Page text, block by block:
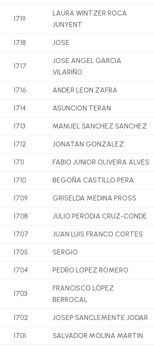
1719
LAURA WINTZER ROCA
JUNYENT
1718 JOSE
1717
JOSE ANGEL GARCIA
VILARIÑO
1716 ANDER LEON ZAFRA
1714 ASUNCION TERAN
1713 MANUEL SANCHEZ SANCHEZ
1712 JONATAN GONZALEZ
1711 FABIO JUNIOR OLIVEIRA ALVES
1710 BEGOÑA CASTILLO PERA
1709 GRISELDA MEDINA PROSS
1708 JULIO PERODIA CRUZ-CONDE
1707 JUAN LUIS FRANCO CORTES
1705 SERGIO
1704 PEDRO LOPEZ ROMERO
1703
FRANCISCO LÓPEZ
BERROCAL
1702 JOSEP SANCLEMENTE JODAR
1701 SALVADOR MOLINA MARTIN